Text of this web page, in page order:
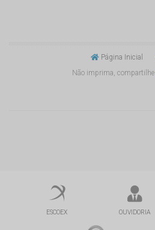
Página Inicial
Não imprima, compartilhe
ESCOEX OUVIDORIA